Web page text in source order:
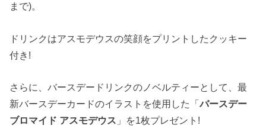
まで)。
ドリンクはアスモデウスの笑顔をプリントしたクッキー
付き!
さらに、バースデードリンクのノベルティーとして、最
新バースデーカードのイラストを使用した「バースデー
ブロマイド アスモデウス 」を1枚プレゼント!